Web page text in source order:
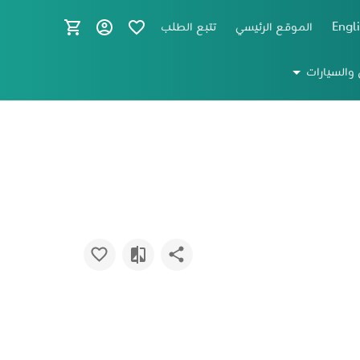
الموقع الرئيسي تتبع الطلب
والسيارات